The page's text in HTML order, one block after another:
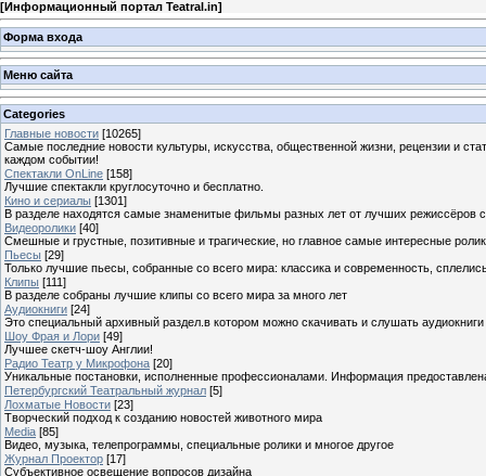
[Информационный портал Teatral.in]
Форма входа
Меню сайта
Categories
Главные новости [10265]
Самые последние новости культуры, искусства, общественной жизни, рецензии и
каждом событии!
Спектакли OnLine [158]
Лучшие спектакли круглосуточно и бесплатно.
Кино и сериалы [1301]
В разделе находятся самые знаменитые фильмы разных лет от лучших режиссёров
Видеоролики [40]
Смешные и грустные, позитивные и трагические, но главное самые интересные
Пьесы [29]
Только лучшие пьесы, собранные со всего мира: классика и современность,
Клипы [111]
В разделе собраны лучшие клипы со всего мира за много лет
Аудиокниги [24]
Это специальный архивный раздел.в котором можно скачивать и слушать
Шоу Фрая и Лори [49]
Лучшее скетч-шоу Англии!
Радио Театр у Микрофона [20]
Уникальные постановки, исполненные профессионалами. Информация
Петербургский Театральный журнал [5]
Лохматые Новости [23]
Творческий подход к созданию новостей животного мира
Media [85]
Видео, музыка, телепрограммы, специальные ролики и многое другое
Журнал Проектор [17]
Субъективное освещение вопросов дизайна